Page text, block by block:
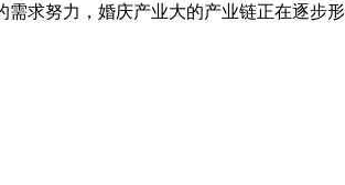
求努力，婚庆产业大的产业链正在逐步